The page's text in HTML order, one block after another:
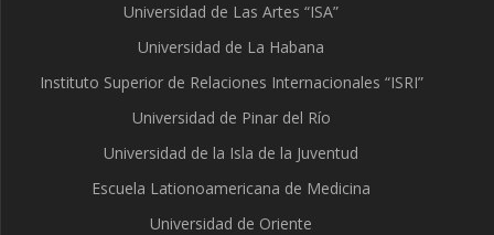
Universidad de Las Artes “ISA”
Universidad de La Habana
Instituto Superior de Relaciones Internacionales “ISRI”
Universidad de Pinar del Río
Universidad de la Isla de la Juventud
Escuela Lationoamericana de Medicina
Universidad de Oriente